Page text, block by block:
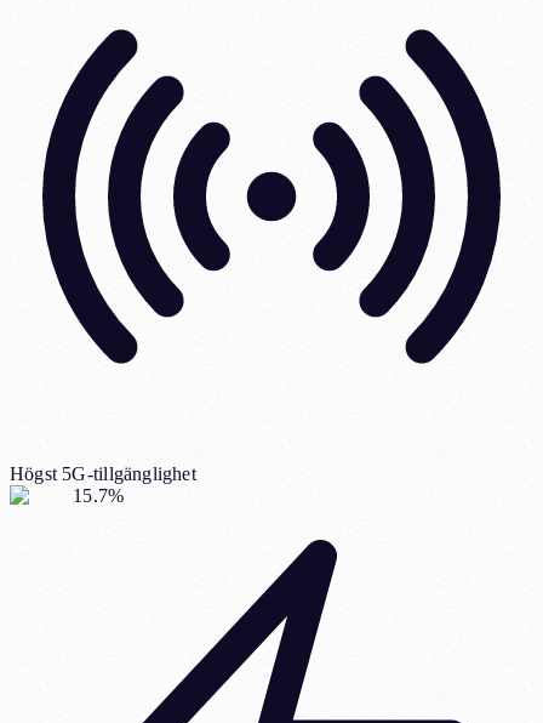
Högst 5G-tillgänglighet
15.7%